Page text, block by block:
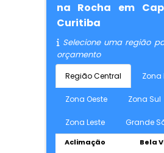
na Rocha em
Curitiba
Selecione uma região
orçamento
Região Central Zona
Zona Oeste Zona Sul
Zona Leste Grande
Aclimação
Bela